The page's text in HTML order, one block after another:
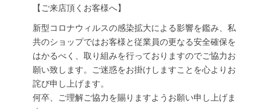
【ご来店頂くお客様へ】
新型コロナウィルスの感染拡大による影響を鑑み、私
共のショップではお客様と従業員の更なる安全確保を
はかるべく、取り組みを行っておりますのでご協力お
願い致します。ご迷惑をお掛けしますことを心よりお
詫び申し上げます。
何卒、ご理解ご協力を賜りますようお願い申し上げま